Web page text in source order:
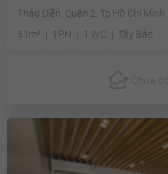
Thảo Điền, Quận 2, Tp Hồ Chí Minh
51m²
1PN 1 WC Tây Bắc
Chưa có